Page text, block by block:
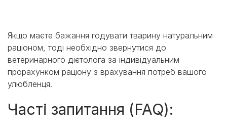
Якщо маєте бажання годувати тварину натуральним
раціоном, тоді необхідно звернутися до
ветеринарного дієтолога за індивідуальним
прорахунком раціону з врахування потреб вашого
улюбленця.
Часті запитання (FAQ):